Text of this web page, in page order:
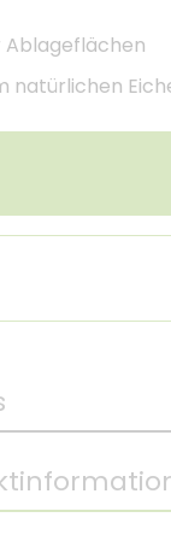
Ablageflächen
natürlichen